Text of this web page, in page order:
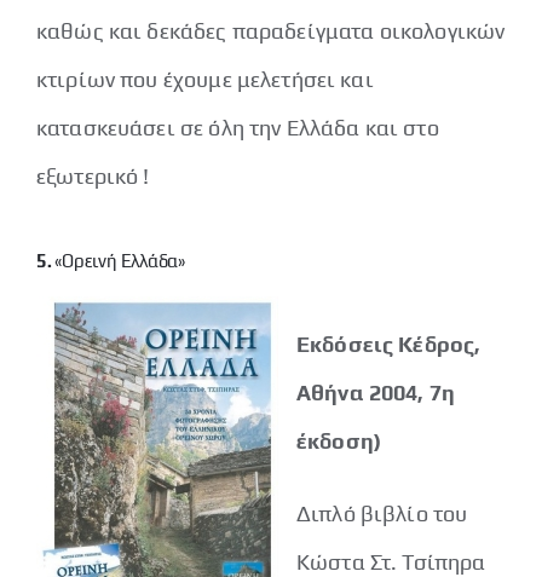
καθώς και δεκάδες παραδείγματα οικολογικών
κτιρίων που έχουμε μελετήσει και
κατασκευάσει σε όλη την Ελλάδα και στο
εξωτερικό !
5.«Ορεινή Ελλάδα»
Εκδόσεις Κέδρος,
Αθήνα 2004, 7η
έκδοση)
Διπλό βιβλίο του
Κώστα Στ. Τσίπηρα